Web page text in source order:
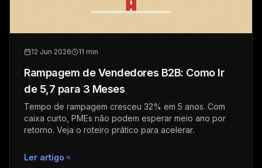
12 Jun 2026 11 min
Rampagem de Vendedores B2B: Como Ir
de 5,7 para 3 Meses
Tempo de rampagem cresceu 32% em 5 anos. Com
caixa curto, PMEs não podem esperar meio ano por
retorno. Veja o roteiro prático para acelerar.
Ler artigo